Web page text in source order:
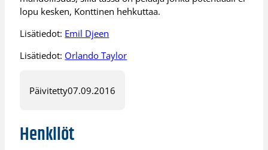
lopu kesken, Konttinen hehkuttaa.
Lisätiedot: Emil Djeen
Lisätiedot: Orlando Taylor
Päivitetty07.09.2016
Henkilöt